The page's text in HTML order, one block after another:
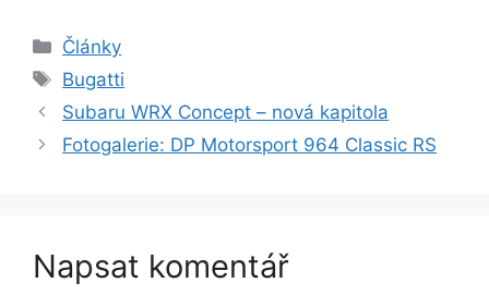
Rubriky
Články
Štítky
Bugatti
Subaru WRX Concept – nová kapitola
Fotogalerie: DP Motorsport 964 Classic RS
Napsat komentář